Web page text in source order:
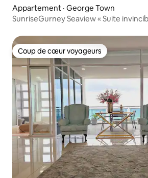
Appartement · George Town
SunriseGurney Seaview « Suite
Coup de cœur voyageurs
Coup de cœur voyageurs